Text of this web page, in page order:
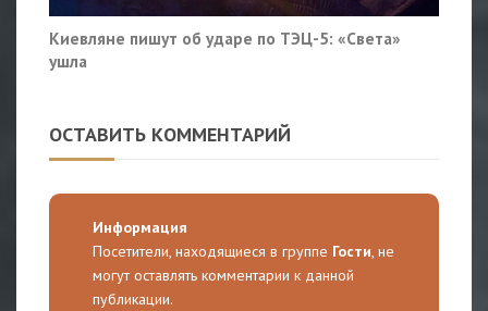
Киевляне пишут об ударе по ТЭЦ-5: «Света»
ушла
ОСТАВИТЬ КОММЕНТАРИЙ
Информация
Посетители, находящиеся в группе Гости, не
могут оставлять комментарии к данной
публикации.